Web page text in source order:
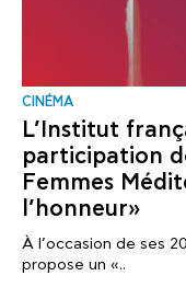
CINÉMA
L’Institut
participation
Femmes
l’honneur»
À l’occasion de ses
propose un «..